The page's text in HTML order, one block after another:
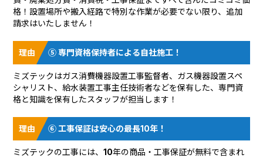
格！設置場所や搬入経路で特別な作業が必要でない限り、追加
請求はいたしません！
⑤ 専門資格保持者による自社施工！
ミズテックはガス消費機器設置工事監督者、ガス機器設置スペ
シャリスト、給水装置工事主任技術者などを保有した、専門資
格と知識を保有したスタッフが担当します！
⑥ 工事保証は安心の最長10年！
ミズテックの工事には、10年の商品・工事保証が無料で含まれ